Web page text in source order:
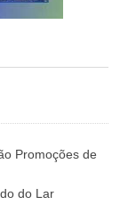
Promoções de
do Lar